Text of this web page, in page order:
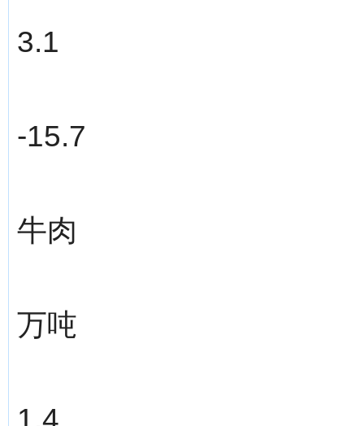
3.1
-15.7
牛肉
万吨
1.4